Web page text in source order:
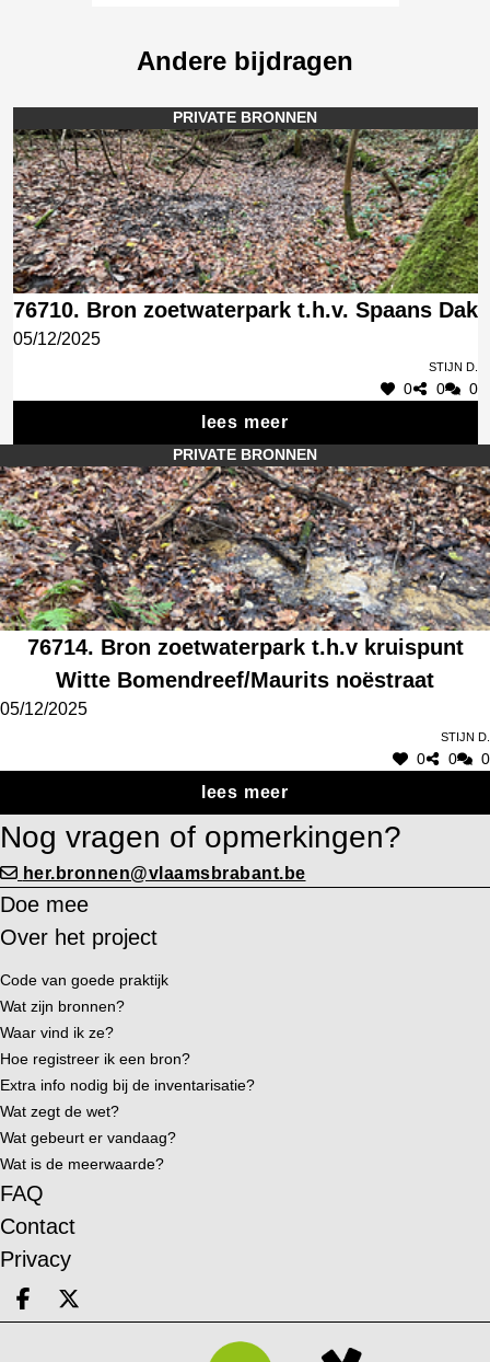
Andere bijdragen
PRIVATE BRONNEN
76710. Bron zoetwaterpark t.h.v. Spaans Dak
05/12/2025
Stijn D.
0 0 0
lees meer
PRIVATE BRONNEN
76714. Bron zoetwaterpark t.h.v kruispunt
Witte Bomendreef/Maurits noëstraat
05/12/2025
Stijn D.
0 0 0
lees meer
Nog vragen of opmerkingen?
her.bronnen@vlaamsbrabant.be
Doe mee
Over het project
Code van goede praktijk
Wat zijn bronnen?
Waar vind ik ze?
Hoe registreer ik een bron?
Extra info nodig bij de inventarisatie?
Wat zegt de wet?
Wat gebeurt er vandaag?
Wat is de meerwaarde?
FAQ
Contact
Privacy
Deel op facebook
Deel op X